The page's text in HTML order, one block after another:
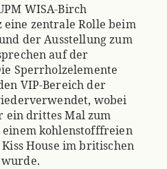
WISA-Birch
zentrale Rolle beim
der Ausstellung zum
auf der
Sperrholzelemente
VIP-Bereich der
wobei
ein drittes Mal zum
einem kohlenstofffreien
Kiss House im britischen